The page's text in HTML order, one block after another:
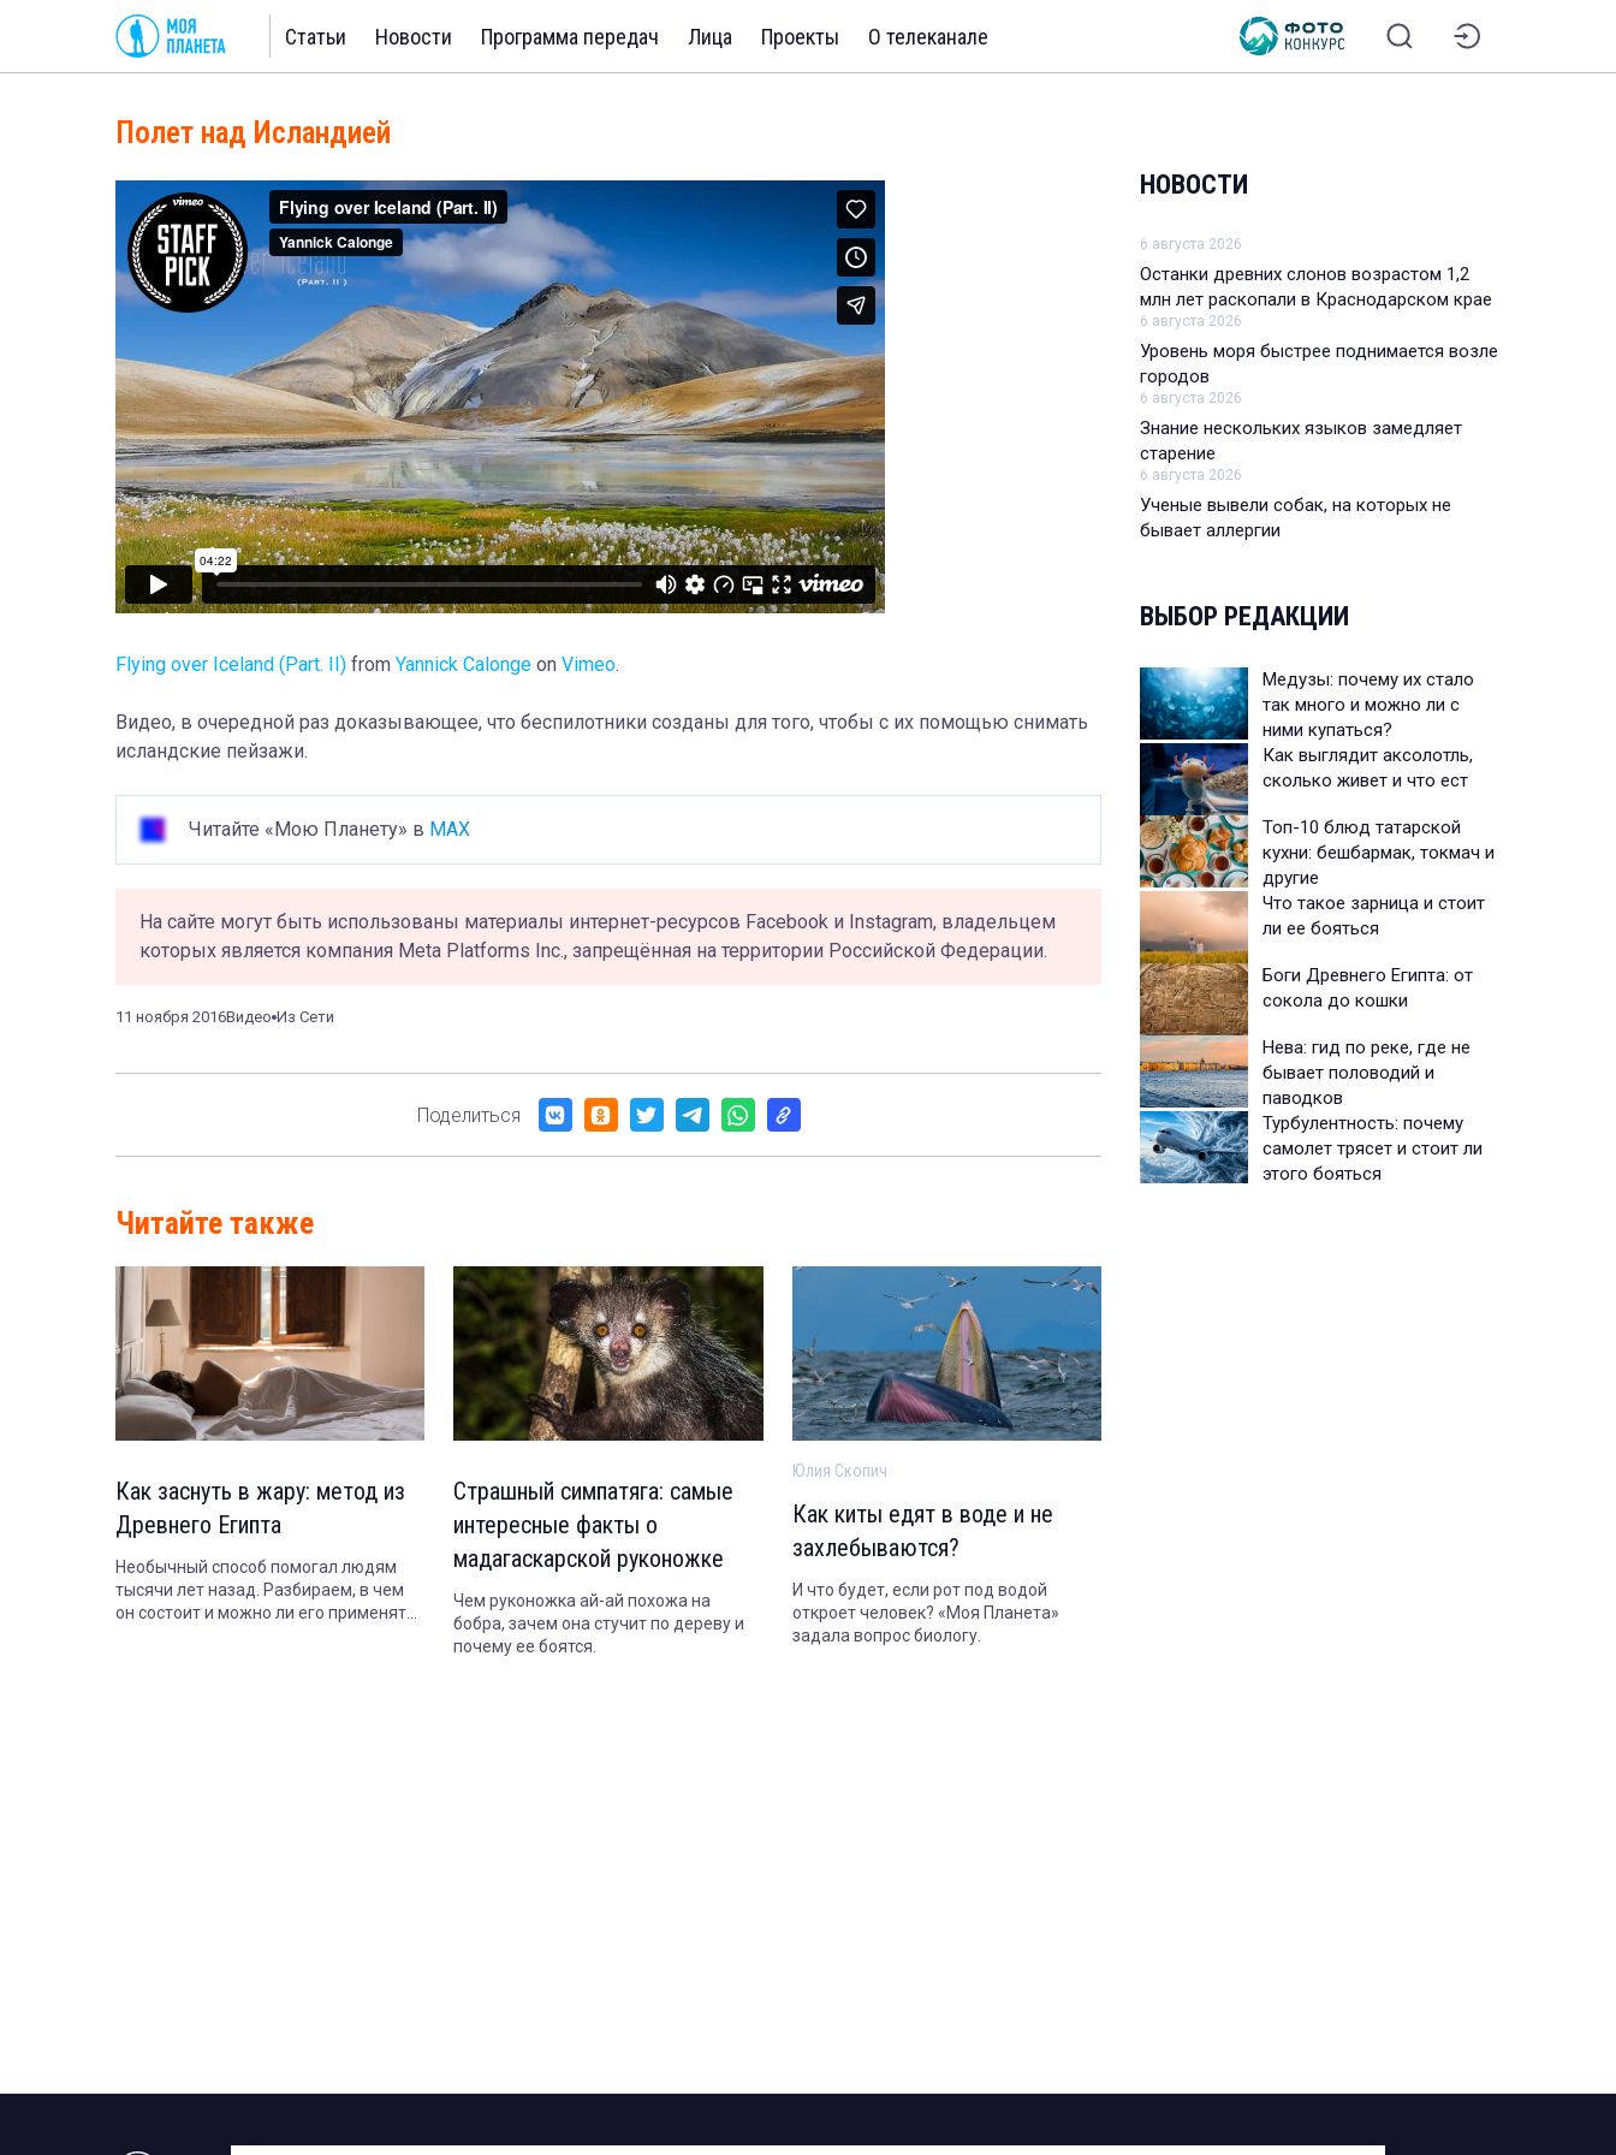
Статьи Новости Программа передач Лица Проекты О телеканале
Полет над Исландией
Flying over Iceland (Part. II) from Yannick Calonge on Vimeo.
Видео, в очередной раз доказывающее, что беспилотники созданы для того, чтобы с их помощью снимать
исландские пейзажи.
Читайте «Мою Планету» в MAX
На сайте могут быть использованы материалы интернет-ресурсов Facebook и Instagram, владельцем
которых является компания Meta Platforms Inc., запрещённая на территории Российской Федерации.
11 ноября 2016Видео Из Сети
Поделиться
Читайте также
Как заснуть в жару: метод из
Древнего Египта
Необычный способ помогал людям
тысячи лет назад. Разбираем, в чем
он состоит и можно ли его применять
Страшный симпатяга: самые
интересные факты о
мадагаскарской руконожке
Чем руконожка ай-ай похожа на
бобра, зачем она стучит по дереву и
почему ее боятся.
Юлия Скопич
Как киты едят в воде и не
захлебываются?
И что будет, если рот под водой
откроет человек? «Моя Планета»
задала вопрос биологу.
НОВОСТИ
6 августа 2026
Останки древних слонов возрастом 1,2
млн лет раскопали в Краснодарском крае
6 августа 2026
Уровень моря быстрее поднимается возле
городов
6 августа 2026
Знание нескольких языков замедляет
старение
6 августа 2026
Ученые вывели собак, на которых не
бывает аллергии
ВЫБОР РЕДАКЦИИ
Медузы: почему их стало
так много и можно ли с
ними купаться?
Как выглядит аксолотль,
сколько живет и что ест
Топ-10 блюд татарской
кухни: бешбармак, токмач и
другие
Что такое зарница и стоит
ли ее бояться
Боги Древнего Египта: от
сокола до кошки
Нева: гид по реке, где не
бывает половодий и
паводков
Турбулентность: почему
самолет трясет и стоит ли
этого бояться